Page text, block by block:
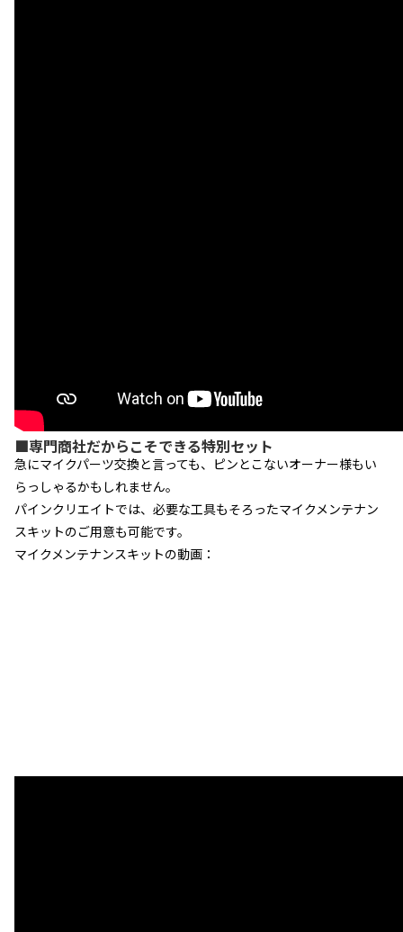
■専門商社だからこそできる特別セット
急にマイクパーツ交換と言っても、ピンとこないオーナー様もい
らっしゃるかもしれません。
パインクリエイトでは、必要な工具もそろったマイクメンテナン
スキットのご用意も可能です。
マイクメンテナンスキットの動画：